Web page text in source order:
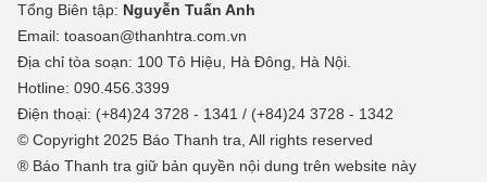
Tổng Biên tập: Nguyễn Tuấn Anh
Email: toasoan@thanhtra.com.vn
Địa chỉ tòa soạn: 100 Tô Hiệu, Hà Đông, Hà Nội.
Hotline: 090.456.3399
Điện thoại: (+84)24 3728 - 1341 / (+84)24 3728 - 1342
© Copyright 2025 Báo Thanh tra, All rights reserved
® Báo Thanh tra giữ bản quyền nội dung trên website này